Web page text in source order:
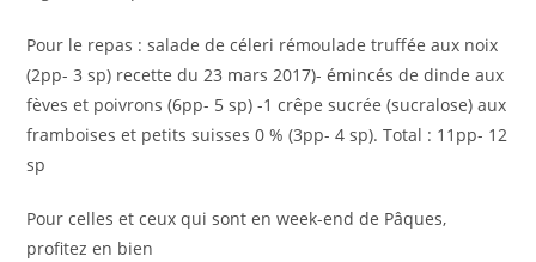
Pour le repas : salade de céleri rémoulade truffée aux noix
(2pp- 3 sp) recette du 23 mars 2017)- émincés de dinde aux
fèves et poivrons (6pp- 5 sp) -1 crêpe sucrée (sucralose) aux
framboises et petits suisses 0 % (3pp- 4 sp). Total : 11pp- 12
sp
Pour celles et ceux qui sont en week-end de Pâques,
profitez en bien